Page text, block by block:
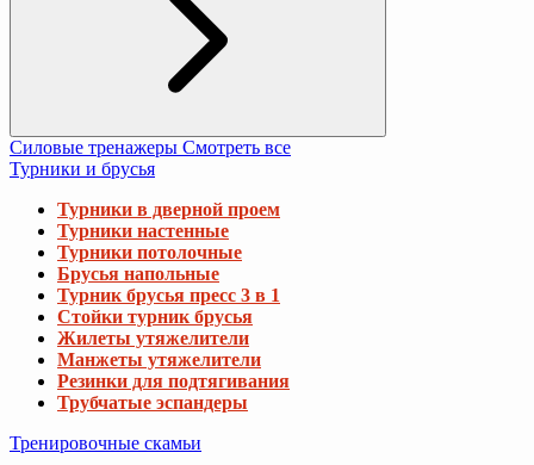
Силовые тренажеры Смотреть все
Турники и брусья
Турники в дверной проем
Турники настенные
Турники потолочные
Брусья напольные
Турник брусья пресс 3 в 1
Стойки турник брусья
Жилеты утяжелители
Манжеты утяжелители
Резинки для подтягивания
Трубчатые эспандеры
Тренировочные скамьи